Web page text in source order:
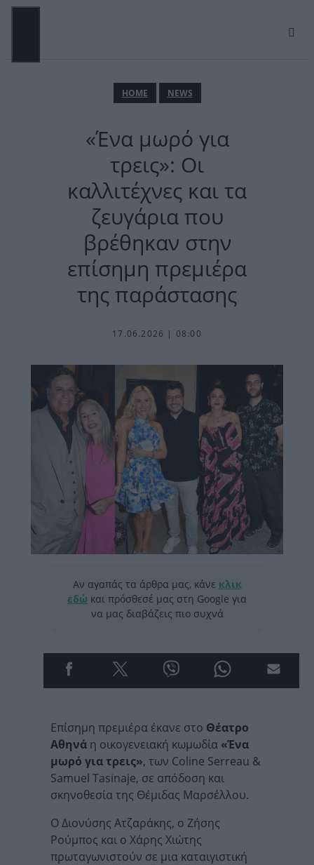
Μετάβαση
ΗΟΜΕ NEWS
«Ένα μωρό για
τρεις»: Οι
καλλιτέχνες και τα
ζευγάρια που
βρέθηκαν στην
επίσημη πρεμιέρα
της παράστασης
17.06.2026 | 08:00
Αν αγαπάς τα άρθρα μας, κάνε κλικ
εδώ και πρόσθεσέ μας στη Google για
να μας διαβάζεις πιο συχνά
Επίσημη πρεμιέρα έκανε στο Θέατρο
Αθηνά η οικογενειακή κωμωδία «Ένα
μωρό για τρεις», των Coline Serreau &
Samuel Tasinaje, σε απόδοση και
σκηνοθεσία της Θέμιδας Μαρσέλλου.
Ο Διονύσης Ατζαράκης, ο Ζήσης
Ρούμπος και ο Χάρης Χιώτης
πρωταγωνιστούν σε μια καταιγιστική